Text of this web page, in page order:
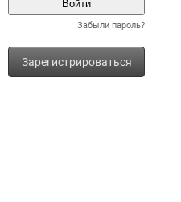
Забыли пароль?
Зарегистрироваться